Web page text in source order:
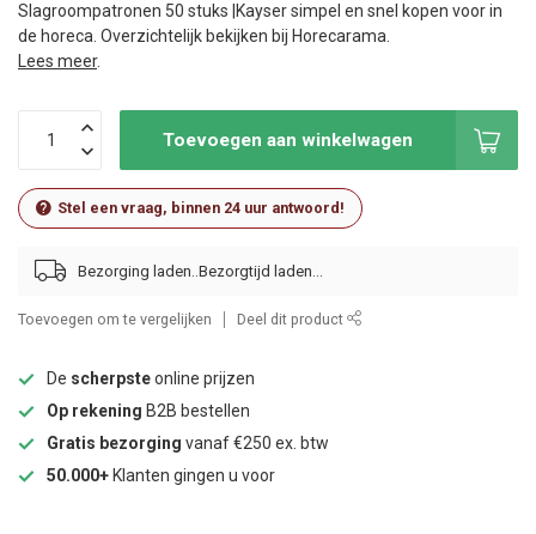
Slagroompatronen 50 stuks |Kayser simpel en snel kopen voor in
de horeca. Overzichtelijk bekijken bij Horecarama.
Lees meer.
Toevoegen aan winkelwagen
Stel een vraag, binnen 24 uur antwoord!
Bezorging laden..
Toevoegen om te vergelijken Deel dit product
De scherpsteonline prijzen
Op rekening B2B bestellen
Gratis bezorging vanaf €250 ex. btw
50.000+ Klanten gingen u voor